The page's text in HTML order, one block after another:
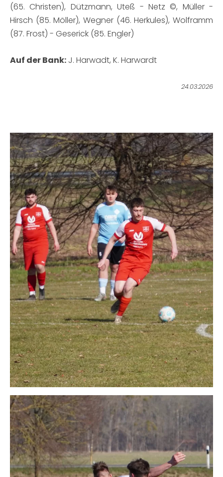
(65. Christen), Dützmann, Uteß - Netz ©, Müller -
Hirsch (85. Möller), Wegner (46. Herkules), Wolframm
(87. Frost) - Geserick (85. Engler)
Auf der Bank: J. Harwadt, K. Harwardt
24.03.2026